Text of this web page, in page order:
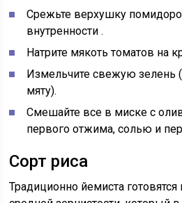
Срежьте верхушку
внутренности .
Натрите мякоть томатов на
Измельчите свежую зелень
мяту).
Смешайте все в миске с
первого отжима, солью и
Сорт риса
Традиционно йемиста готовятся